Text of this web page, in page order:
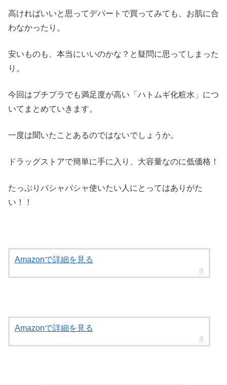
高ければいいと思ってデパートで買ってみても、お肌に合
わなかったり。
安いものも、本当にいいのかな？と疑問に思ってしまった
り。
今回はプチプラでも満足度が高い「ハトムギ化粧水」につ
いてまとめていきます。
一度は聞いたことあるのではないでしょうか。
ドラッグストアで簡単に手に入り、大容量なのに低価格！
たっぷりバシャバシャ使いたい人にとってはありがた
い！！
Amazonで詳細を見る
Amazonで詳細を見る